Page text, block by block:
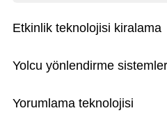
Etkinlik teknolojisi kiralama
Yolcu yönlendirme
Yorumlama teknolojisi